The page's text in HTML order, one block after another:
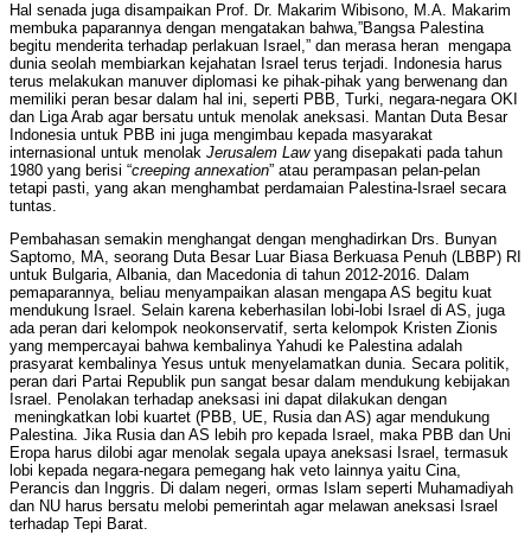
Hal senada juga disampaikan Prof. Dr. Makarim Wibisono, M.A. Makarim
membuka paparannya dengan mengatakan bahwa,”Bangsa Palestina
begitu menderita terhadap perlakuan Israel,” dan merasa heran mengapa
dunia seolah membiarkan kejahatan Israel terus terjadi. Indonesia harus
terus melakukan manuver diplomasi ke pihak-pihak yang berwenang dan
memiliki peran besar dalam hal ini, seperti PBB, Turki, negara-negara OKI
dan Liga Arab agar bersatu untuk menolak aneksasi. Mantan Duta Besar
Indonesia untuk PBB ini juga mengimbau kepada masyarakat
internasional untuk menolak Jerusalem Lawyang disepakati pada tahun
1980 yang berisi “creeping annexation” atau perampasan pelan-pelan
tetapi pasti, yang akan menghambat perdamaian Palestina-Israel secara
tuntas.
Pembahasan semakin menghangat dengan menghadirkan Drs. Bunyan
Saptomo, MA, seorang Duta Besar Luar Biasa Berkuasa Penuh (LBBP) RI
untuk Bulgaria, Albania, dan Macedonia di tahun 2012-2016. Dalam
pemaparannya, beliau menyampaikan alasan mengapa AS begitu kuat
mendukung Israel. Selain karena keberhasilan lobi-lobi Israel di AS, juga
ada peran dari kelompok neokonservatif, serta kelompok Kristen Zionis
yang mempercayai bahwa kembalinya Yahudi ke Palestina adalah
prasyarat kembalinya Yesus untuk menyelamatkan dunia. Secara politik,
peran dari Partai Republik pun sangat besar dalam mendukung kebijakan
Israel. Penolakan terhadap aneksasi ini dapat dilakukan dengan
meningkatkan lobi kuartet (PBB, UE, Rusia dan AS) agar mendukung
Palestina. Jika Rusia dan AS lebih pro kepada Israel, maka PBB dan Uni
Eropa harus dilobi agar menolak segala upaya aneksasi Israel, termasuk
lobi kepada negara-negara pemegang hak veto lainnya yaitu Cina,
Perancis dan Inggris. Di dalam negeri, ormas Islam seperti Muhamadiyah
dan NU harus bersatu melobi pemerintah agar melawan aneksasi Israel
terhadap Tepi Barat.